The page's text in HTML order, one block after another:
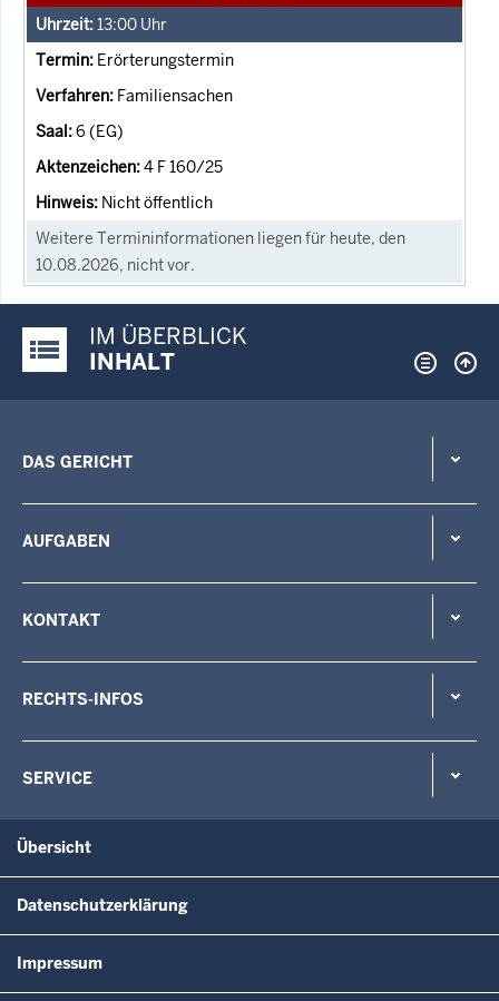
13:00 Uhr
Erörterungstermin
Familiensachen
6 (EG)
4 F 160/25
Nicht öffentlich
Weitere Termininformationen liegen für heute, den
10.08.2026, nicht vor.
Justiz-Portal im Überblick:
IM ÜBERBLICK
INHALT
DAS GERICHT
AUFGABEN
KONTAKT
RECHTS-INFOS
SERVICE
Übersicht
Datenschutzerklärung
Impressum